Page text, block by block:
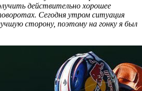
действительно хорошее
Сегодня утром ситуация
сторону, поэтому на гонку я был